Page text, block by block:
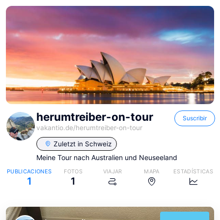
herumtreiber-on-tour
vakantio.de/herumtreiber-on-tour
Suscribir
Zuletzt in Schweiz
Meine Tour nach Australien und Neuseeland
PUBLICACIONES
1
FOTOS
1
VIAJAR MAPA ESTADÍSTICAS